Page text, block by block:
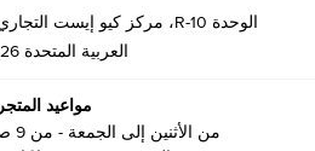
العربية المتحدة 502626
مواعيد المتجر
من الأثنين إلى الجمعة - من 9 صباحًا حتى 8 مساءًا،